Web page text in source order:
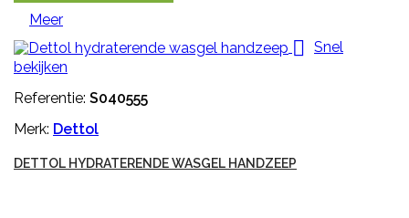
Meer
 Snel
bekijken
Referentie: S040555
Merk: Dettol
DETTOL HYDRATERENDE WASGEL HANDZEEP